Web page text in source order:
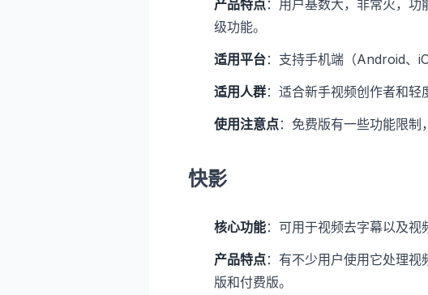
产品特点：用户基数大，非常火，
级功能。
适用平台：支持手机端（Android、
适用人群：适合新手视频创作者和轻
使用注意点：免费版有一些功能限制
快影
核心功能：可用于视频去字幕以及视
产品特点：有不少用户使用它处理
版和付费版。